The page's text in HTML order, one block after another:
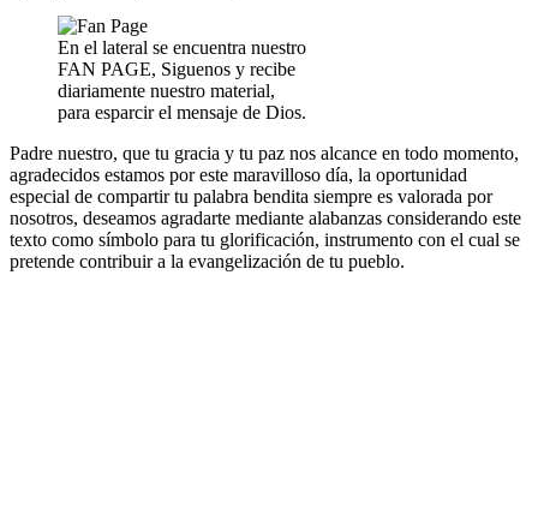
En el lateral se encuentra nuestro
FAN PAGE, Siguenos y recibe
diariamente nuestro material,
para esparcir el mensaje de Dios.
Padre nuestro, que tu gracia y tu paz nos alcance en todo momento,
agradecidos estamos por este maravilloso día, la oportunidad
especial de compartir tu palabra bendita siempre es valorada por
nosotros, deseamos agradarte mediante alabanzas considerando este
texto como símbolo para tu glorificación, instrumento con el cual se
pretende contribuir a la evangelización de tu pueblo.